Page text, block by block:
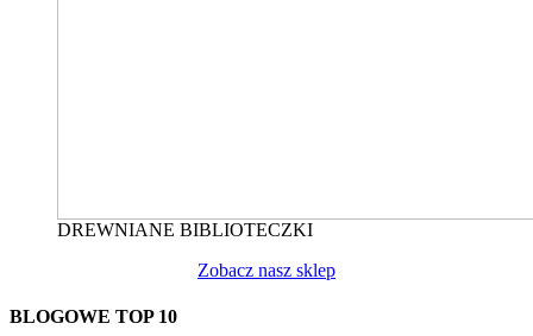
DREWNIANE BIBLIOTECZKI
Zobacz nasz sklep
BLOGOWE TOP 10